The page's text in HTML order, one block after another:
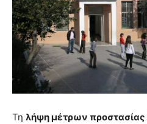
brandi
lyons
teaches
you
the
meaning
of
pain.
hd
Τη λήψη μέτρων προστασίας